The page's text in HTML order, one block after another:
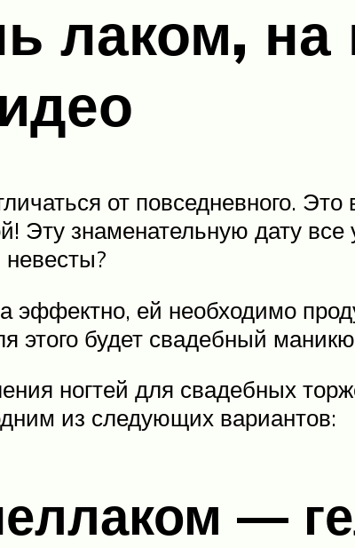
лаком, на
от повседневного.
знаменательную дату все
эффектно, ей необходимо
будет свадебный
ногтей для свадебных
из следующих вариантов:
—